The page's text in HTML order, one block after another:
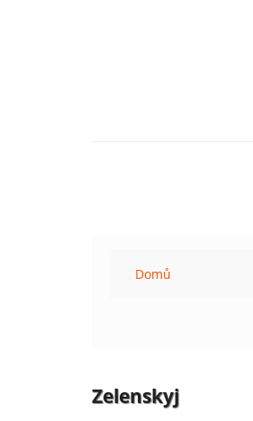
Domů
Zelenskyj